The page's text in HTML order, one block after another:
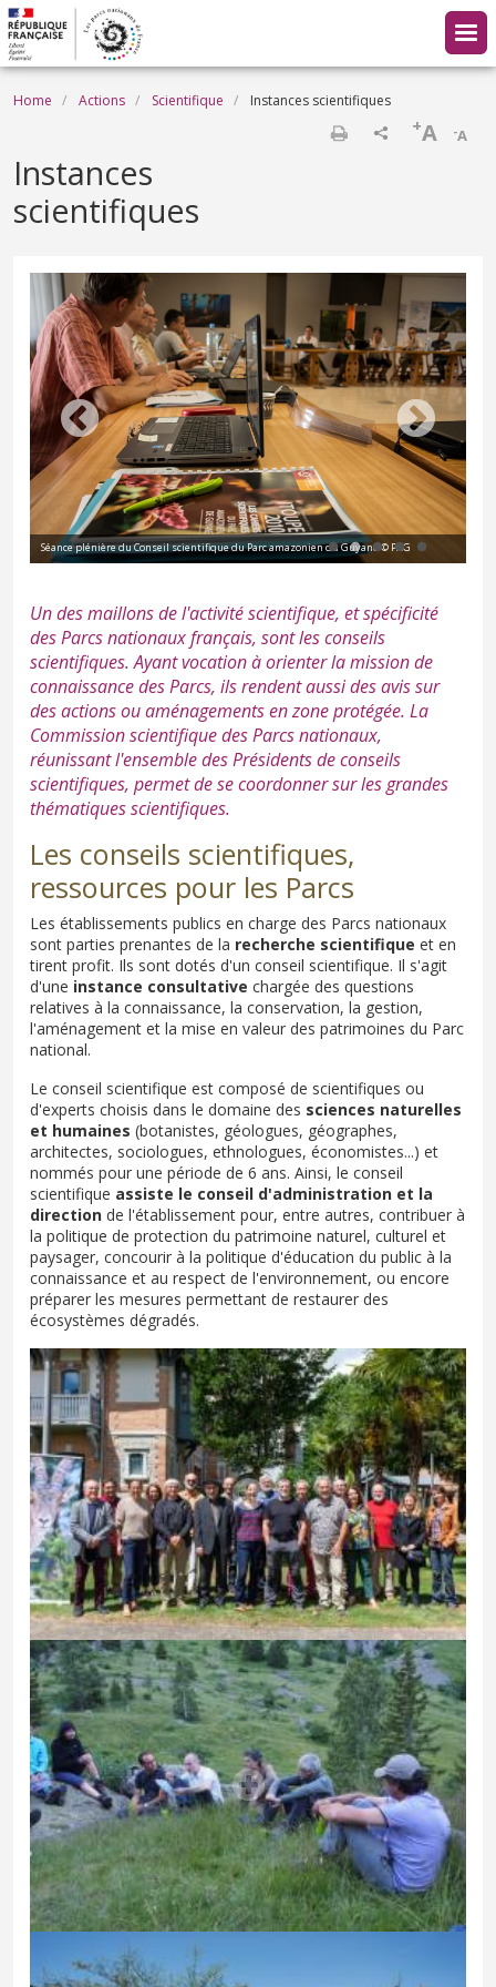
Skip to main content
Breadcrumb
Home Actions Scientifique Instances scientifiques
-A
+A
Instances
scientifiques
Séance plénière du Conseil scientifique du Parc amazonien du Guyane © PAG
Un des maillons de l'activité scientifique, et spécificité
des Parcs nationaux français, sont les conseils
scientifiques. Ayant vocation à orienter la mission de
connaissance des Parcs, ils rendent aussi des avis sur
des actions ou aménagements en zone protégée. La
Commission scientifique des Parcs nationaux,
réunissant l'ensemble des Présidents de conseils
scientifiques, permet de se coordonner sur les grandes
thématiques scientifiques.
Les conseils scientifiques,
ressources pour les Parcs
Les établissements publics en charge des Parcs nationaux
sont parties prenantes de la recherche scientifique et en
tirent profit. Ils sont dotés d'un conseil scientifique. Il s'agit
d'une instance consultative chargée des questions
relatives à la connaissance, la conservation, la gestion,
l'aménagement et la mise en valeur des patrimoines du Parc
national.
Le conseil scientifique est composé de scientifiques ou
d'experts choisis dans le domaine des sciences naturelles
et humaines (botanistes, géologues, géographes,
architectes, sociologues, ethnologues, économistes...) et
nommés pour une période de 6 ans. Ainsi, le conseil
scientifique assiste le conseil d'administration et la
direction de l'établissement pour, entre autres, contribuer à
la politique de protection du patrimoine naturel, culturel et
paysager, concourir à la politique d'éducation du public à la
connaissance et au respect de l'environnement, ou encore
préparer les mesures permettant de restaurer des
écosystèmes dégradés.